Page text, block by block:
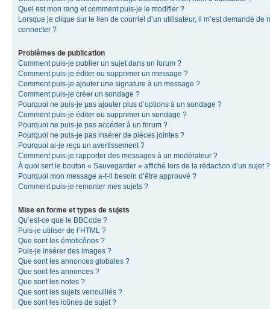
Quel est mon rang et comment puis-je le modifier ?
Lorsque je clique sur le lien de courriel d’un utilisateur, il m’est demandé de
connecter ?
Problèmes de publication
Comment puis-je publier un sujet dans un forum ?
Comment puis-je éditer ou supprimer un message ?
Comment puis-je ajouter une signature à un message ?
Comment puis-je créer un sondage ?
Pourquoi ne puis-je pas ajouter plus d’options à un sondage ?
Comment puis-je éditer ou supprimer un sondage ?
Pourquoi ne puis-je pas accéder à un forum ?
Pourquoi ne puis-je pas insérer de pièces jointes ?
Pourquoi ai-je reçu un avertissement ?
Comment puis-je rapporter des messages à un modérateur ?
À quoi sert le bouton « Sauvegarder » affiché lors de la rédaction d’un sujet ?
Pourquoi mon message a-t-il besoin d’être approuvé ?
Comment puis-je remonter mes sujets ?
Mise en forme et types de sujets
Qu’est-ce que le BBCode ?
Puis-je utiliser de l’HTML ?
Que sont les émoticônes ?
Puis-je insérer des images ?
Que sont les annonces globales ?
Que sont les annonces ?
Que sont les notes ?
Que sont les sujets verrouillés ?
Que sont les icônes de sujet ?